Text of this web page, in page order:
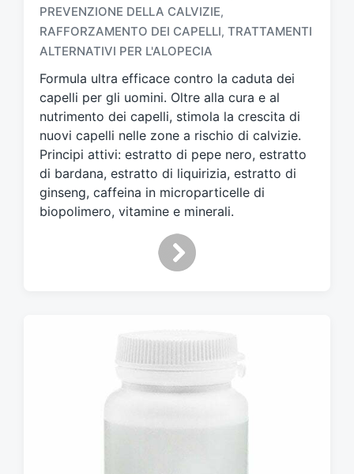
a
g
a
t
o
o
n
PREVENZIONE DELLA CALVIZIE,
RAFFORZAMENTO DEI CAPELLI, TRATTAMENTI
ALTERNATIVI PER L'ALOPECIA
Formula ultra efficace contro la caduta dei
capelli per gli uomini. Oltre alla cura e al
nutrimento dei capelli, stimola la crescita di
nuovi capelli nelle zone a rischio di calvizie.
Principi attivi: estratto di pepe nero, estratto
di bardana, estratto di liquirizia, estratto di
ginseng, caffeina in microparticelle di
biopolimero, vitamine e minerali.